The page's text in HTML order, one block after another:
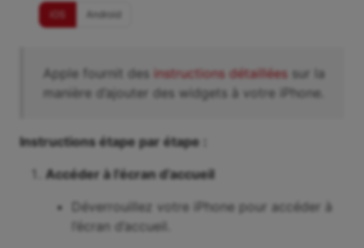
Android
Apple fournit des instructions détaillées sur la
manière d’ajouter des widgets à votre iPhone.
Instructions étape par étape :
Accéder à l’écran d’accueil
Déverrouillez votre iPhone pour accéder à
l’écran d’accueil.